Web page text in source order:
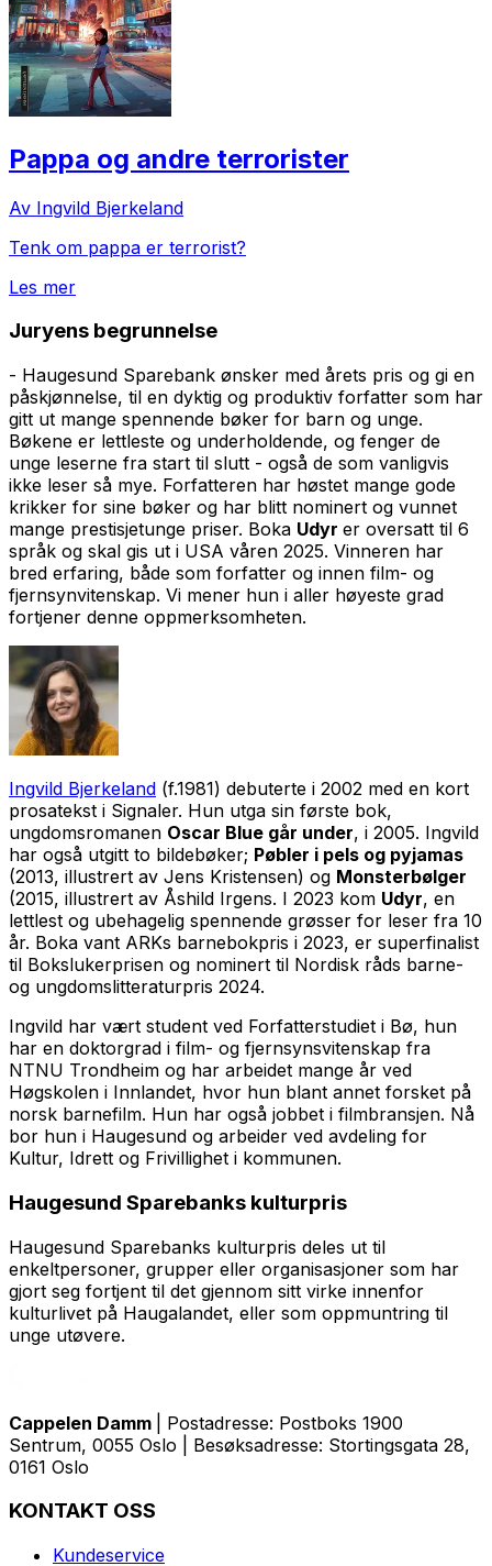
Pappa og andre terrorister
Av Ingvild Bjerkeland
Tenk om pappa er terrorist?
Les mer
Juryens begrunnelse
- Haugesund Sparebank ønsker med årets pris og gi en
påskjønnelse, til en dyktig og produktiv forfatter som har
gitt ut mange spennende bøker for barn og unge.
Bøkene er lettleste og underholdende, og fenger de
unge leserne fra start til slutt - også de som vanligvis
ikke leser så mye. Forfatteren har høstet mange gode
krikker for sine bøker og har blitt nominert og vunnet
mange prestisjetunge priser. Boka Udyr er oversatt til 6
språk og skal gis ut i USA våren 2025. Vinneren har
bred erfaring, både som forfatter og innen film- og
fjernsynvitenskap. Vi mener hun i aller høyeste grad
fortjener denne oppmerksomheten.
Ingvild Bjerkeland (f.1981) debuterte i 2002 med en kort
prosatekst i Signaler. Hun utga sin første bok,
ungdomsromanen Oscar Blue går under, i 2005. Ingvild
har også utgitt to bildebøker; Pøbler i pels og pyjamas
(2013, illustrert av Jens Kristensen) og Monsterbølger
(2015, illustrert av Åshild Irgens. I 2023 kom Udyr, en
lettlest og ubehagelig spennende grøsser for leser fra 10
år. Boka vant ARKs barnebokpris i 2023, er superfinalist
til Bokslukerprisen og nominert til Nordisk råds barne-
og ungdomslitteraturpris 2024.
Ingvild har vært student ved Forfatterstudiet i Bø, hun
har en doktorgrad i film- og fjernsynsvitenskap fra
NTNU Trondheim og har arbeidet mange år ved
Høgskolen i Innlandet, hvor hun blant annet forsket på
norsk barnefilm. Hun har også jobbet i filmbransjen. Nå
bor hun i Haugesund og arbeider ved avdeling for
Kultur, Idrett og Frivillighet i kommunen.
Haugesund Sparebanks kulturpris
Haugesund Sparebanks kulturpris deles ut til
enkeltpersoner, grupper eller organisasjoner som har
gjort seg fortjent til det gjennom sitt virke innenfor
kulturlivet på Haugalandet, eller som oppmuntring til
unge utøvere.
Cappelen Damm
| Postadresse: Postboks 1900
Sentrum, 0055 Oslo | Besøksadresse: Stortingsgata 28,
0161 Oslo
KONTAKT OSS
Kundeservice